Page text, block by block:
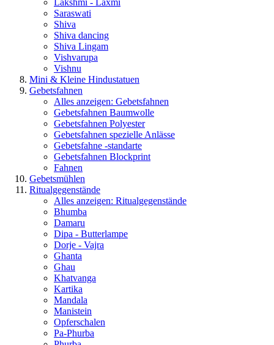
Lakshmi - Laxmi
Saraswati
Shiva
Shiva dancing
Shiva Lingam
Vishvarupa
Vishnu
Mini & Kleine Hindustatuen
Gebetsfahnen
Alles anzeigen: Gebetsfahnen
Gebetsfahnen Baumwolle
Gebetsfahnen Polyester
Gebetsfahnen spezielle Anlässe
Gebetsfahne -standarte
Gebetsfahnen Blockprint
Fahnen
Gebetsmühlen
Ritualgegenstände
Alles anzeigen: Ritualgegenstände
Bhumba
Damaru
Dipa - Butterlampe
Dorje - Vajra
Ghanta
Ghau
Khatvanga
Kartika
Mandala
Manistein
Opferschalen
Pa-Phurba